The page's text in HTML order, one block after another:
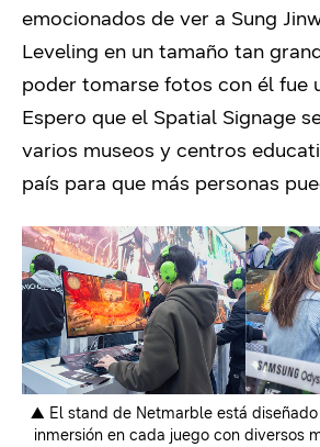
emocionados de ver a Sung
Leveling en un tamaño tan
poder tomarse fotos con él fue
Espero que el Spatial Signage
varios museos y centros
país para que más personas
▲ El stand de Netmarble está
inmersión en cada juego con diversos